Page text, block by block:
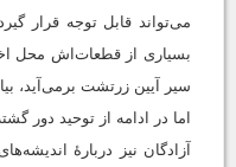
می‌تواند قابل توجه قرار
بسیاری از قطعات‌اش محل
سیر آیین زرتشت برمی‌آید،
اما در ادامه از توحید دور
آزادگان نیز دربارۀ